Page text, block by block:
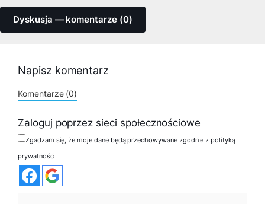
Dyskusja — komentarze (0)
Napisz komentarz
Komentarze (0)
Zaloguj poprzez sieci społecznościowe
Zgadzam się, że moje dane będą przechowywane zgodnie z polityką
prywatności